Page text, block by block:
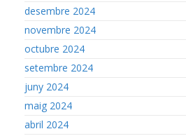
desembre 2024
novembre 2024
octubre 2024
setembre 2024
juny 2024
maig 2024
abril 2024